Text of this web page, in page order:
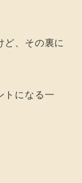
ど、その裏に
トになる一